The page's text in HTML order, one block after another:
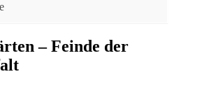
– Feinde der